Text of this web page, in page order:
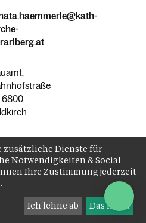
6800
zusätzliche Dienste für
Notwendigkeiten & Social
Ihre Zustimmung jederzeit
Ich lehne ab Das ist ok